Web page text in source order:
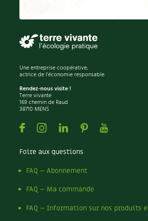
Une entreprise coopérative,
actrice de l'économie responsable.
Rendez-nous visite !
Terre vivante
169 chemin de Raud
38710 MENS
FacebookInstagramLinkedin
PinterestYoutube
Foire aux questions
FAQ – Abonnement
FAQ – Ma commande
FAQ – Information sur nos produits